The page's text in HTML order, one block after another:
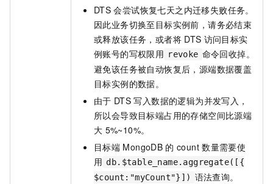
DTS 会尝试恢复七天之内迁移失败任务。
因此业务切换至目标实例前，请务必结束
或释放该任务，或者将 DTS 访问目标实
例账号的写权限用 revoke 命令回收掉。
避免该任务被自动恢复后，源端数据覆盖
目标实例的数据。
由于 DTS 写入数据的逻辑为并发写入，
所以会导致目标端占用的存储空间比源端
大 5%~10%。
目标端 MongoDB 的 count 数量需要使
用 db.$table_name.aggregate([{
$count:"myCount"}]) 语法查询。